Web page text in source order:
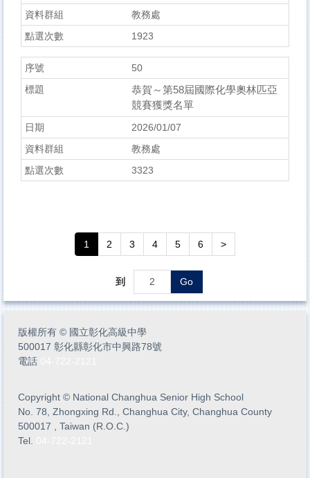
教務處
1923
50
恭賀～第58屆國際化學奧林匹亞
競賽獲獎名單
2026/01/07
教務處
3323
1 2 3 4 5 6 >
到 Go
版權所有 © 國立彰化高級中學
500017 彰化縣彰化市中興路78號
電話
Copyright © National Changhua Senior High School
No. 78, Zhongxing Rd., Changhua City, Changhua County
500017 , Taiwan (R.O.C.)
Tel.